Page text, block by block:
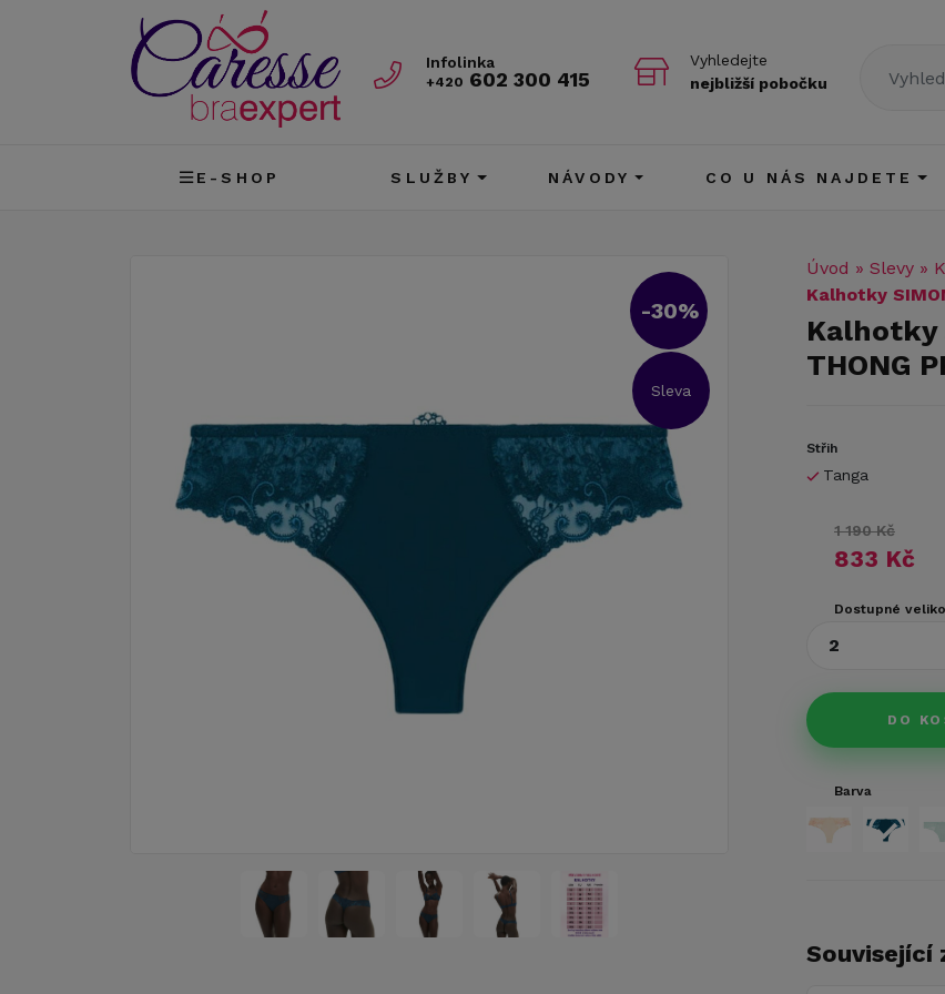
Infolinka
+420 602 300 415
Vyhledejte
nejbližší pobočku
E-SHOP SLUŽBY NÁVODY CO U NÁS NAJDETE
-30%
Sleva
Úvod » Slevy »
Kalhotky
Kalhotky
THONG
Střih
Tanga
1 190 Kč
833 Kč
Dostupné
2
DO
Barva
Související